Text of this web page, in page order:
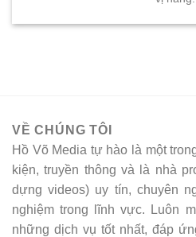
VỀ CHÚNG TÔI
Hồ Võ Media tự hào là một
kiện, truyền thông và là nhà
dựng videos) uy tín, chuyên
nghiệm trong lĩnh vực. Luôn
những dịch vụ tốt nhất, đáp